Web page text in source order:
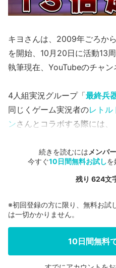
キヨさんは、2009年ごろか
を開始、10月20日に活動13
執筆現在、YouTubeのチャン
4人組実況グループ「最終兵
同じくゲーム実況者のレトル
ンさんとコラボする際には、
続きを読むには メンバ
今すぐ10日間無料お試しを
残り 624文
※初回登録の方に限り、無料お試
は一切かかりません。
10日間無料